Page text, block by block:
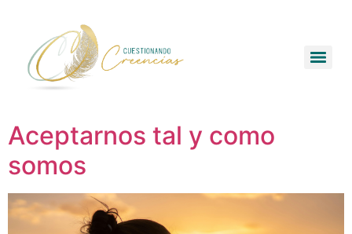
Aceptarnos tal y como
somos